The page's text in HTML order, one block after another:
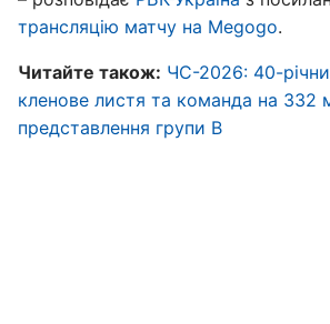
трансляцію матчу на Megogo.
Читайте також: ЧС-2026: 40-
кленове листя та команда на 332
представлення групи B